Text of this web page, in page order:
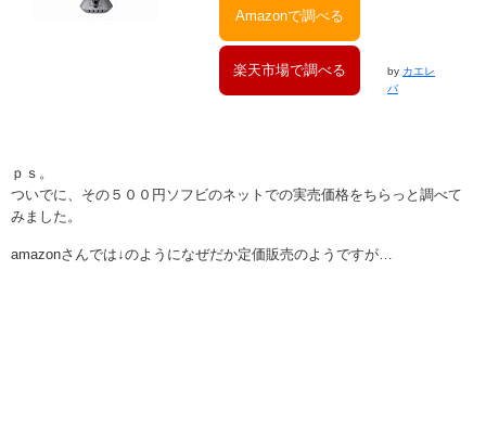
Amazonで調べる
楽天市場で調べる by カエレ
バ
ｐｓ。
ついでに、その５００円ソフビのネットでの実売価格をちらっと調べて
みました。
amazonさんでは↓のようになぜだか定価販売のようですが…